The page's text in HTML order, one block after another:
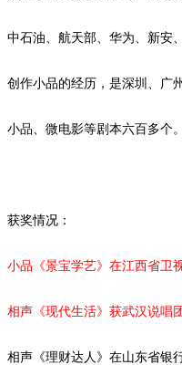
中石油、航天部、华为、新安
创作小品的经历，是深圳、广
小品、微电影等剧本六百多个。
获奖情况：
小品《景宝学艺》在江西省卫
相声《现代生活》获武汉说唱
相声《理财达人》在山东省银